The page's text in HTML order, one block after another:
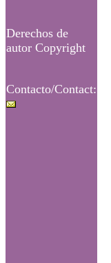
Derechos de
autor Copyright
Contacto/Contact: